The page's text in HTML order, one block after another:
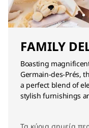
FAMILY
Boasting
Germain-des-Prés,
a perfect blend of
stylish furnishings